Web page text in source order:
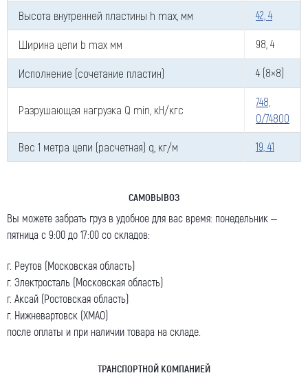
Высота внутренней пластины h max, мм 42, 4
Ширина цепи b max мм 98, 4
Исполнение (сочетание пластин) 4 (8×8)
Разрушающая нагрузка Q min, кН/кгс
748,
0/74800
Вес 1 метра цепи (расчетная) q, кг/м 19, 41
САМОВЫВОЗ
Вы можете забрать груз в удобное для вас время: понедельник –
пятница с 9:00 до 17:00 со складов:
г. Реутов (Московская область)
г. Электросталь (Московская область)
г. Аксай (Ростовская область)
г. Нижневартовск (ХМАО)
после оплаты и при наличии товара на складе.
ТРАНСПОРТНОЙ КОМПАНИЕЙ
Ваш e-mail (обязательно)
Я даю согласие на обработку моих персональных
ООО «ЦЕПЬИНВЕСТ».
Посмотреть текст согласия